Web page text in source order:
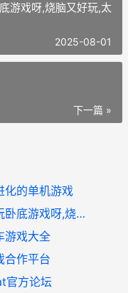
游戏呀,烧脑又好玩,太
2025-08-01
下一篇 »
化的单机游戏
卧底游戏手机游戏外国版 一起来玩卧底游戏呀,烧脑又好玩,太有意思啦!
游戏大全
合作平台
官方论坛